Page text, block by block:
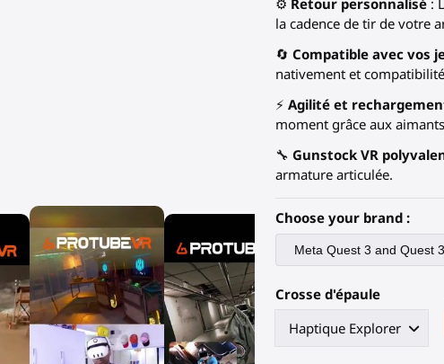
la cadence de tir de votre
🔄 Compatible avec vos
nativement et
⚡ Agilité et
moment grâce aux
🔧 Gunstock VR
armature articulée.
Choose your brand :
Crosse d'épaule